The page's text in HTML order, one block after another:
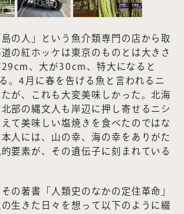
の人」という魚介類専門の店から取
の紅ホッケは東京のものとは大きさ
29cm、大が30cm、特大になると
。4月に春を告げる魚と言われるニ
が、これも大変美味しかった。北海
部の縄文人も岸辺に押し寄せるニシ
て美味しい塩焼きを食べたのではな
人には、山の幸、海の幸をありがた
要素が、その遺伝子に刻まれている
の著書「人類史のなかの定住革命」
生きた日々を想って以下のように綴